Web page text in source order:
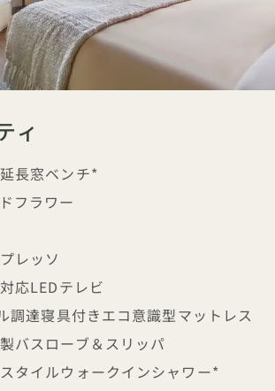
ィ
長窓ベンチ*
フラワー
レッソ
応LEDテレビ
調達寝具付きエコ意識型マットレス
バスローブ＆スリッパ
タイルウォークインシャワー*